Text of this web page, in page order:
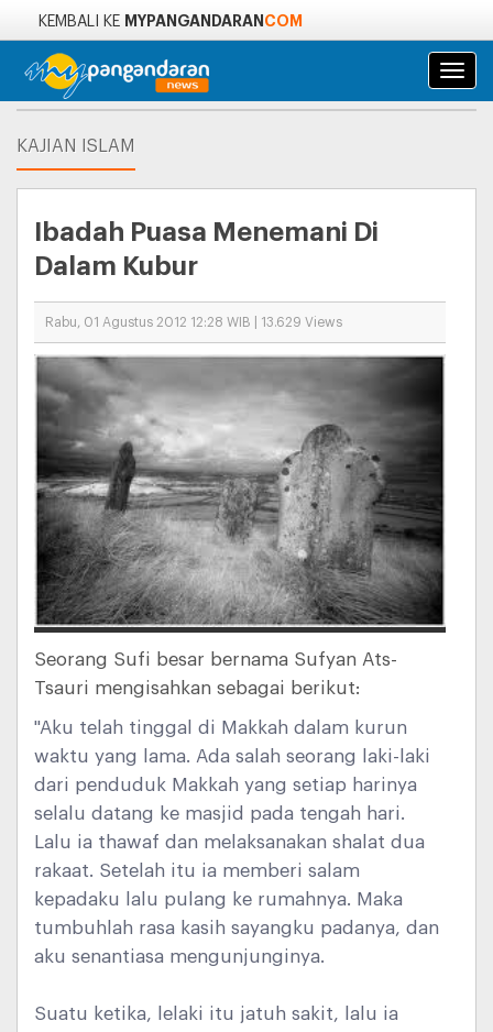
KEMBALI KE MYPANGANDARAN COM
KAJIAN ISLAM
Ibadah Puasa Menemani Di
Dalam Kubur
Rabu, 01 Agustus 2012 12:28 WIB | 13.629 Views
Seorang Sufi besar bernama Sufyan Ats-
Tsauri mengisahkan sebagai berikut:
"Aku telah tinggal di Makkah dalam kurun
waktu yang lama. Ada salah seorang laki-laki
dari penduduk Makkah yang setiap harinya
selalu datang ke masjid pada tengah hari.
Lalu ia thawaf dan melaksanakan shalat dua
rakaat. Setelah itu ia memberi salam
kepadaku lalu pulang ke rumahnya. Maka
tumbuhlah rasa kasih sayangku padanya, dan
aku senantiasa mengunjunginya.
Suatu ketika, lelaki itu jatuh sakit, lalu ia